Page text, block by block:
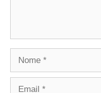
Nome
Email